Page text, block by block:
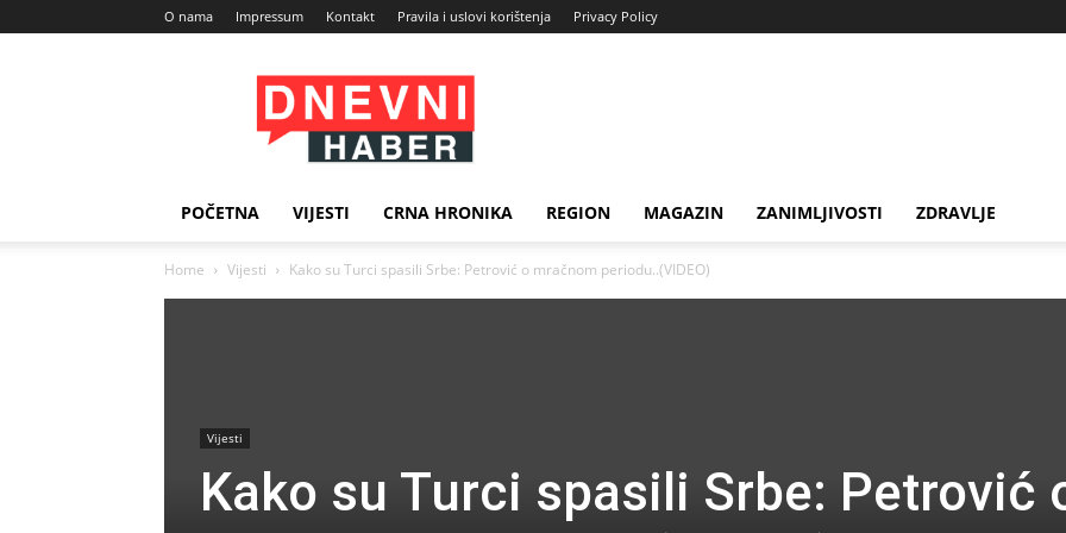
O nama Impressum Kontakt Pravila i uslovi korištenja Privacy Policy
Dnevni
Haber
POČETNA VIJESTI CRNA HRONIKA REGION MAGAZIN ZANIMLJIVOSTI ZDRAVLJE
Home Vijesti Kako su Turci spasili Srbe: Petrović o mračnom periodu..(VIDEO)
Vijesti
Kako su Turci spasili Srbe: Petrović